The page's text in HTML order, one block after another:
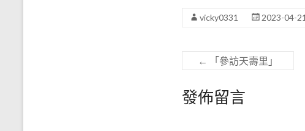
vicky0331 2023-04-21
← 「參訪天壽里」
發佈留言